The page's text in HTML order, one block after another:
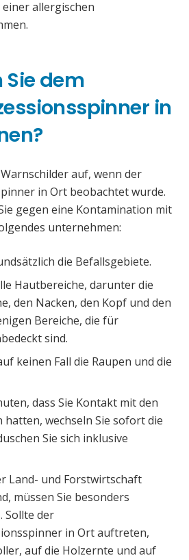
allergischen
Sie dem
in
auf, wenn der
in Ort beobachtet wurde.
gegen eine Kontamination mit
unternehmen:
die Befallsgebiete.
Hautbereiche, darunter die
den Nacken, den Kopf und den
Bereiche, die für
sind.
keinen Fall die Raupen und die
dass Sie Kontakt mit den
hatten, wechseln Sie sofort die
Sie sich inklusive
Land- und Forstwirtschaft
müssen Sie besonders
Sollte der
in Ort auftreten,
auf die Holzernte und auf